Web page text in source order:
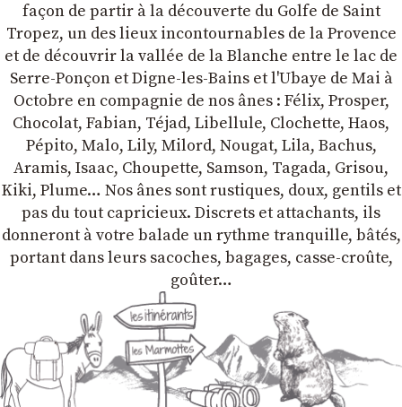
façon de partir à la découverte du Golfe de Saint
Tropez, un des lieux incontournables de la Provence
et de découvrir la vallée de la Blanche entre le lac de
Serre-Ponçon et Digne-les-Bains et l'Ubaye de Mai à
Octobre en compagnie de nos ânes : Félix, Prosper,
Chocolat, Fabian, Téjad, Libellule, Clochette, Haos,
Pépito, Malo, Lily, Milord, Nougat, Lila, Bachus,
Aramis, Isaac, Choupette, Samson, Tagada, Grisou,
Kiki, Plume… Nos ânes sont rustiques, doux, gentils et
pas du tout capricieux. Discrets et attachants, ils
donneront à votre balade un rythme tranquille, bâtés,
portant dans leurs sacoches, bagages, casse-croûte,
goûter…